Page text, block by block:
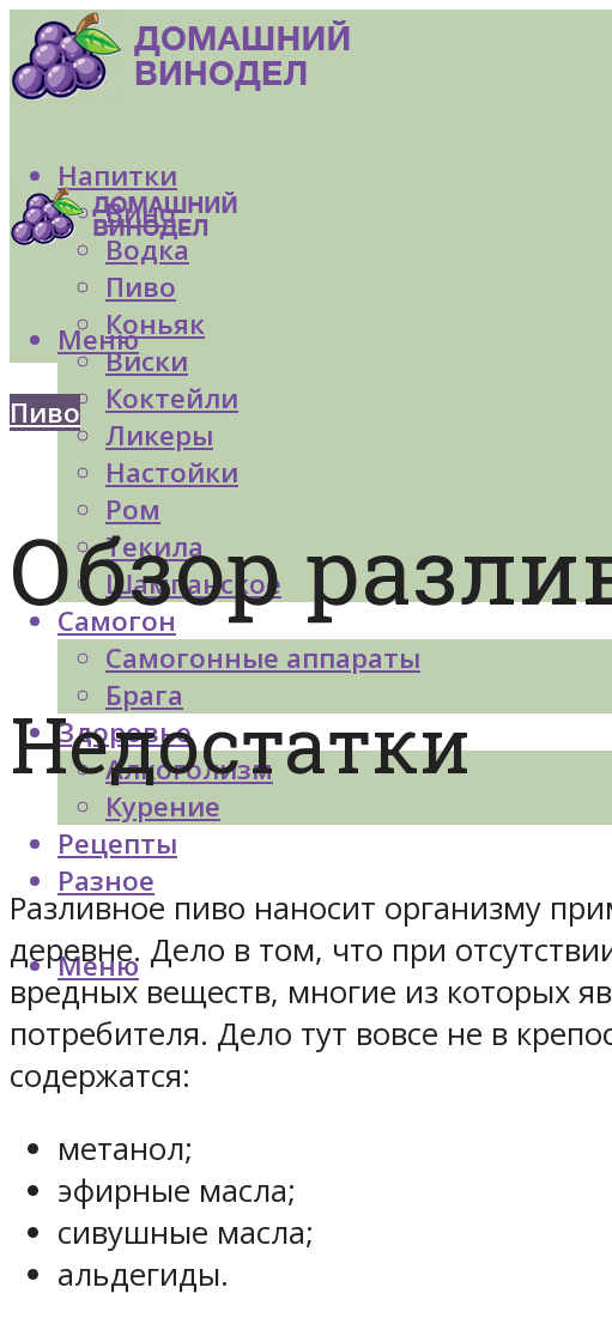
Напитки
Вино
Водка
Пиво
Коньяк
Виски
Коктейли
Ликеры
Настойки
Ром
Текила
Шампанское
Самогон
Самогонные аппараты
Брага
Здоровье
Алкоголизм
Курение
Рецепты
Разное
Меню
Меню
Пиво
Обзор
Недостатки
Разливное пиво наносит организму
деревне. Дело в том, что при
вредных веществ, многие из которых
потребителя. Дело тут вовсе не в
содержатся:
метанол;
эфирные масла;
сивушные масла;
альдегиды.